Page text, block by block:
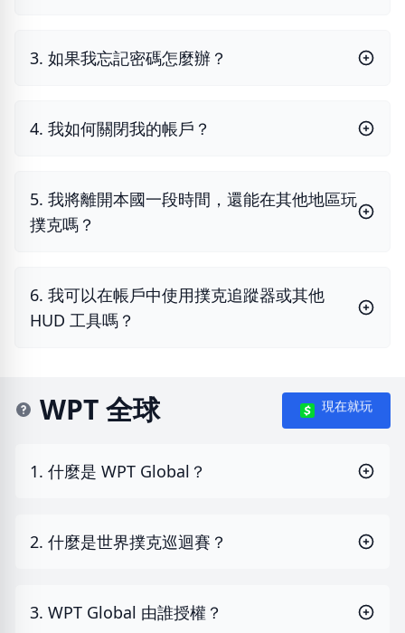
3. 如果我忘記密碼怎麼辦？
4. 我如何關閉我的帳戶？
5. 我將離開本國一段時間，還能在其他地區玩
撲克嗎？
6. 我可以在帳戶中使用撲克追蹤器或其他
HUD 工具嗎？
WPT 全球 現在就玩
1. 什麼是 WPT Global？
2. 什麼是世界撲克巡迴賽？
3. WPT Global 由誰授權？